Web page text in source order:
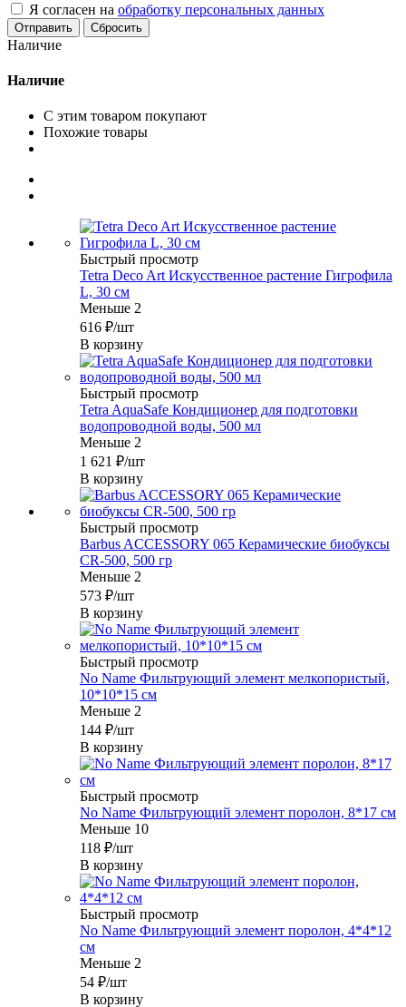
Я согласен на обработку персональных данных
Сбросить
Наличие
Наличие
С этим товаром покупают
Похожие товары
Быстрый просмотр
Tetra Deco Art Искусственное растение Гигрофила
L, 30 см
Меньше 2
616 ₽/шт
В корзину
Быстрый просмотр
Tetra AquaSafe Кондиционер для подготовки
водопроводной воды, 500 мл
Меньше 2
1 621 ₽/шт
В корзину
Быстрый просмотр
Barbus ACCESSORY 065 Керамические биобуксы
CR-500, 500 гр
Меньше 2
573 ₽/шт
В корзину
Быстрый просмотр
No Name Фильтрующий элемент мелкопористый,
10*10*15 см
Меньше 2
144 ₽/шт
В корзину
Быстрый просмотр
No Name Фильтрующий элемент поролон, 8*17 см
Меньше 10
118 ₽/шт
В корзину
Быстрый просмотр
No Name Фильтрующий элемент поролон, 4*4*12
см
Меньше 2
54 ₽/шт
В корзину